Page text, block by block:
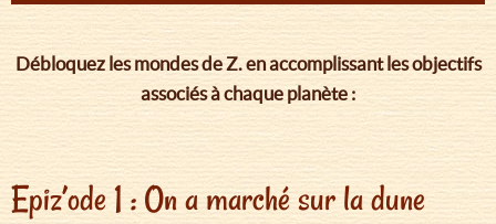
Débloquez les mondes de Z. en accomplissant les objectifs
associés à chaque planète :
Epiz’ode 1 : On a marché sur la dune